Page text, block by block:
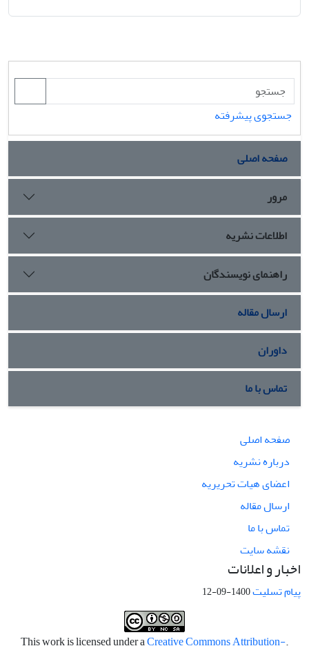
جستجوی پیشرفته
صفحه اصلی
مرور
اطلاعات نشریه
راهنمای نویسندگان
ارسال مقاله
داوران
تماس با ما
صفحه اصلی
درباره نشریه
اعضای هیات تحریریه
ارسال مقاله
تماس با ما
نقشه سایت
اخبار و اعلانات
پیام تسلیت1400-09-12